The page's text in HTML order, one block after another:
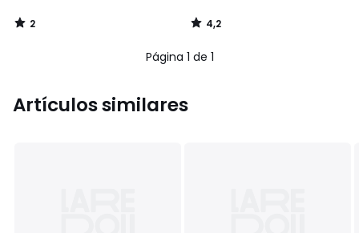
2
/
4,2
/
Página 1 de 1
Artículos similares